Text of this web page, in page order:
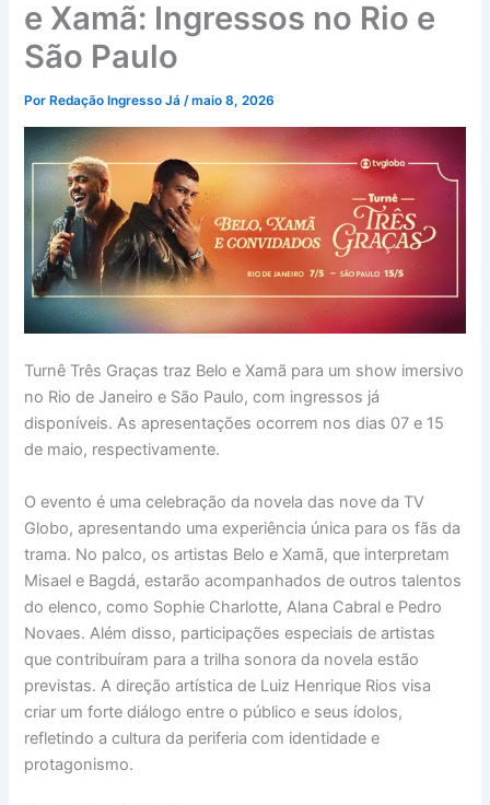
e Xamã: Ingressos no Rio e
São Paulo
Por Redação Ingresso Já/maio 8, 2026
Turnê Três Graças traz Belo e Xamã para um show imersivo
no Rio de Janeiro e São Paulo, com ingressos já
disponíveis. As apresentações ocorrem nos dias 07 e 15
de maio, respectivamente.
O evento é uma celebração da novela das nove da TV
Globo, apresentando uma experiência única para os fãs da
trama. No palco, os artistas Belo e Xamã, que interpretam
Misael e Bagdá, estarão acompanhados de outros talentos
do elenco, como Sophie Charlotte, Alana Cabral e Pedro
Novaes. Além disso, participações especiais de artistas
que contribuíram para a trilha sonora da novela estão
previstas. A direção artística de Luiz Henrique Rios visa
criar um forte diálogo entre o público e seus ídolos,
refletindo a cultura da periferia com identidade e
protagonismo.